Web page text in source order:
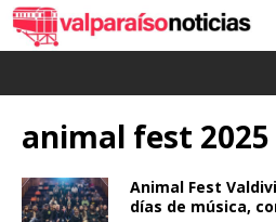
animal fest 2025
Animal Fest
días de música,